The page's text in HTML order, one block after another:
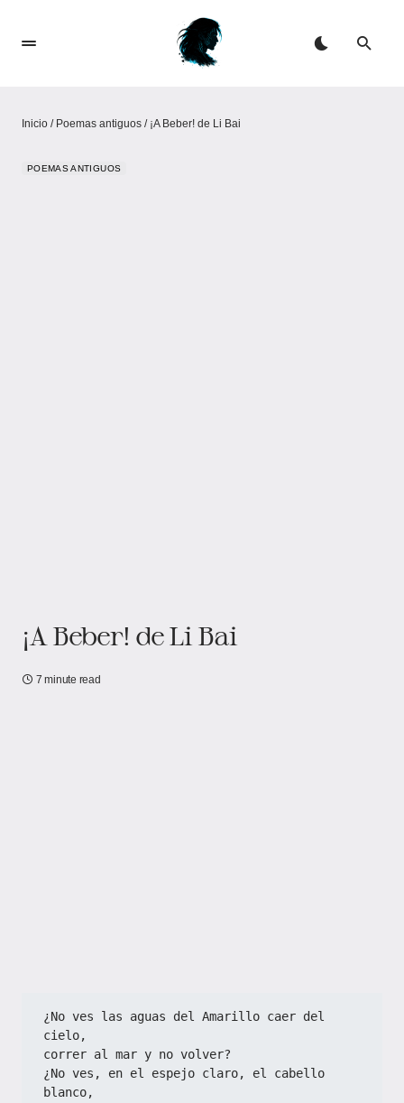
Inicio / Poemas antiguos / ¡A Beber! de Li Bai
POEMAS ANTIGUOS
¡A Beber! de Li Bai
7 minute read
¿No ves las aguas del Amarillo caer del
cielo,
correr al mar y no volver?
¿No ves, en el espejo claro, el cabello
blanco,